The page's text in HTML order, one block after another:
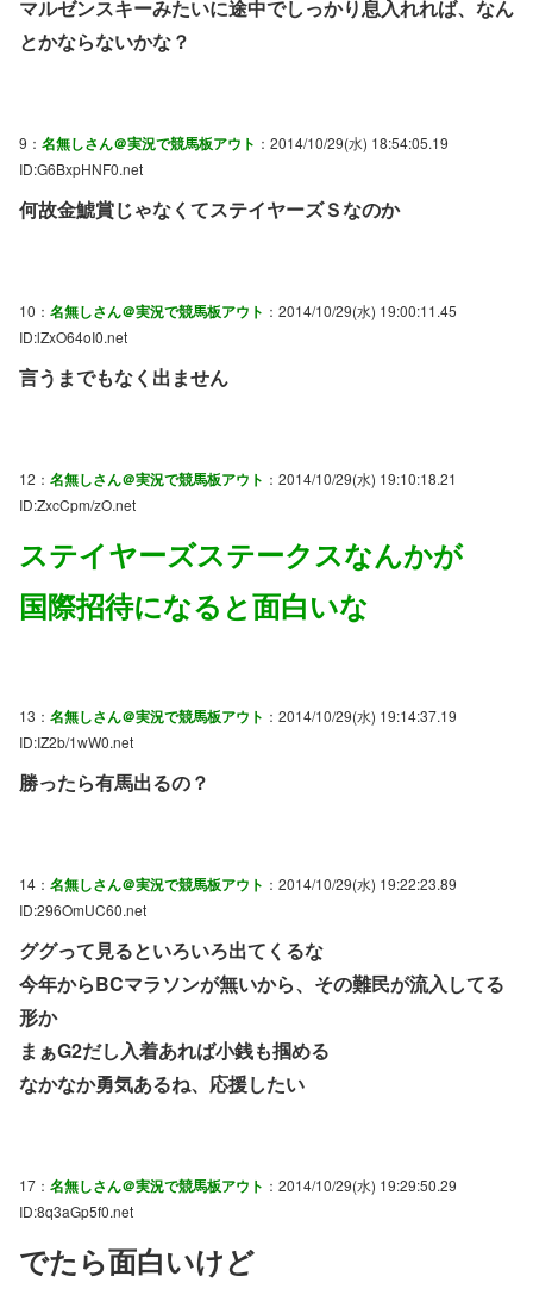
マルゼンスキーみたいに途中でしっかり息入れれば、なん
とかならないかな？
9： 名無しさん＠実況で競馬板アウト ：2014/10/29(水) 18:54:05.19
ID:G6BxpHNF0.net
何故金鯱賞じゃなくてステイヤーズＳなのか
10： 名無しさん＠実況で競馬板アウト ：2014/10/29(水) 19:00:11.45
ID:lZxO64oI0.net
言うまでもなく出ません
12： 名無しさん＠実況で競馬板アウト ：2014/10/29(水) 19:10:18.21
ID:ZxcCpm/zO.net
ステイヤーズステークスなんかが
国際招待になると面白いな
13： 名無しさん＠実況で競馬板アウト ：2014/10/29(水) 19:14:37.19
ID:IZ2b/1wW0.net
勝ったら有馬出るの？
14： 名無しさん＠実況で競馬板アウト ：2014/10/29(水) 19:22:23.89
ID:296OmUC60.net
ググって見るといろいろ出てくるな
今年からBCマラソンが無いから、その難民が流入してる
形か
まぁG2だし入着あれば小銭も掴める
なかなか勇気あるね、応援したい
17： 名無しさん＠実況で競馬板アウト ：2014/10/29(水) 19:29:50.29
ID:8q3aGp5f0.net
でたら面白いけど